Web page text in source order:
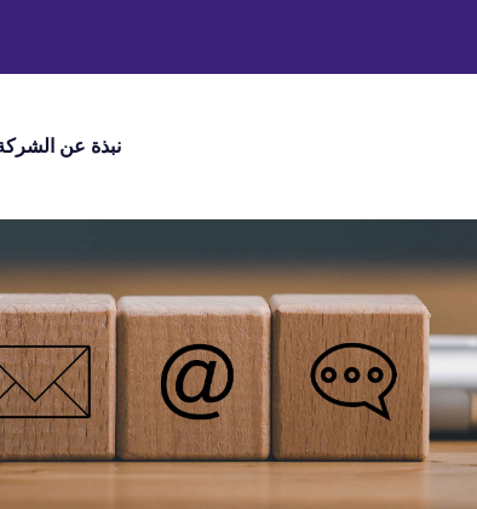
نبذة عن